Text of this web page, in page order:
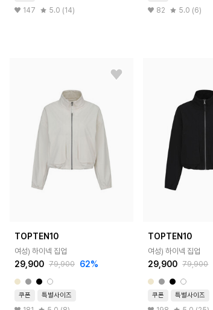
147 5.0 (14) 82 5.0 (6)
TOPTEN10
여성) 하이넥 집업
29,900 79,900 62%
쿠폰 특별사이즈
TOPTEN10
여성) 하이넥 집업
29,900 79,900
쿠폰 특별사이즈